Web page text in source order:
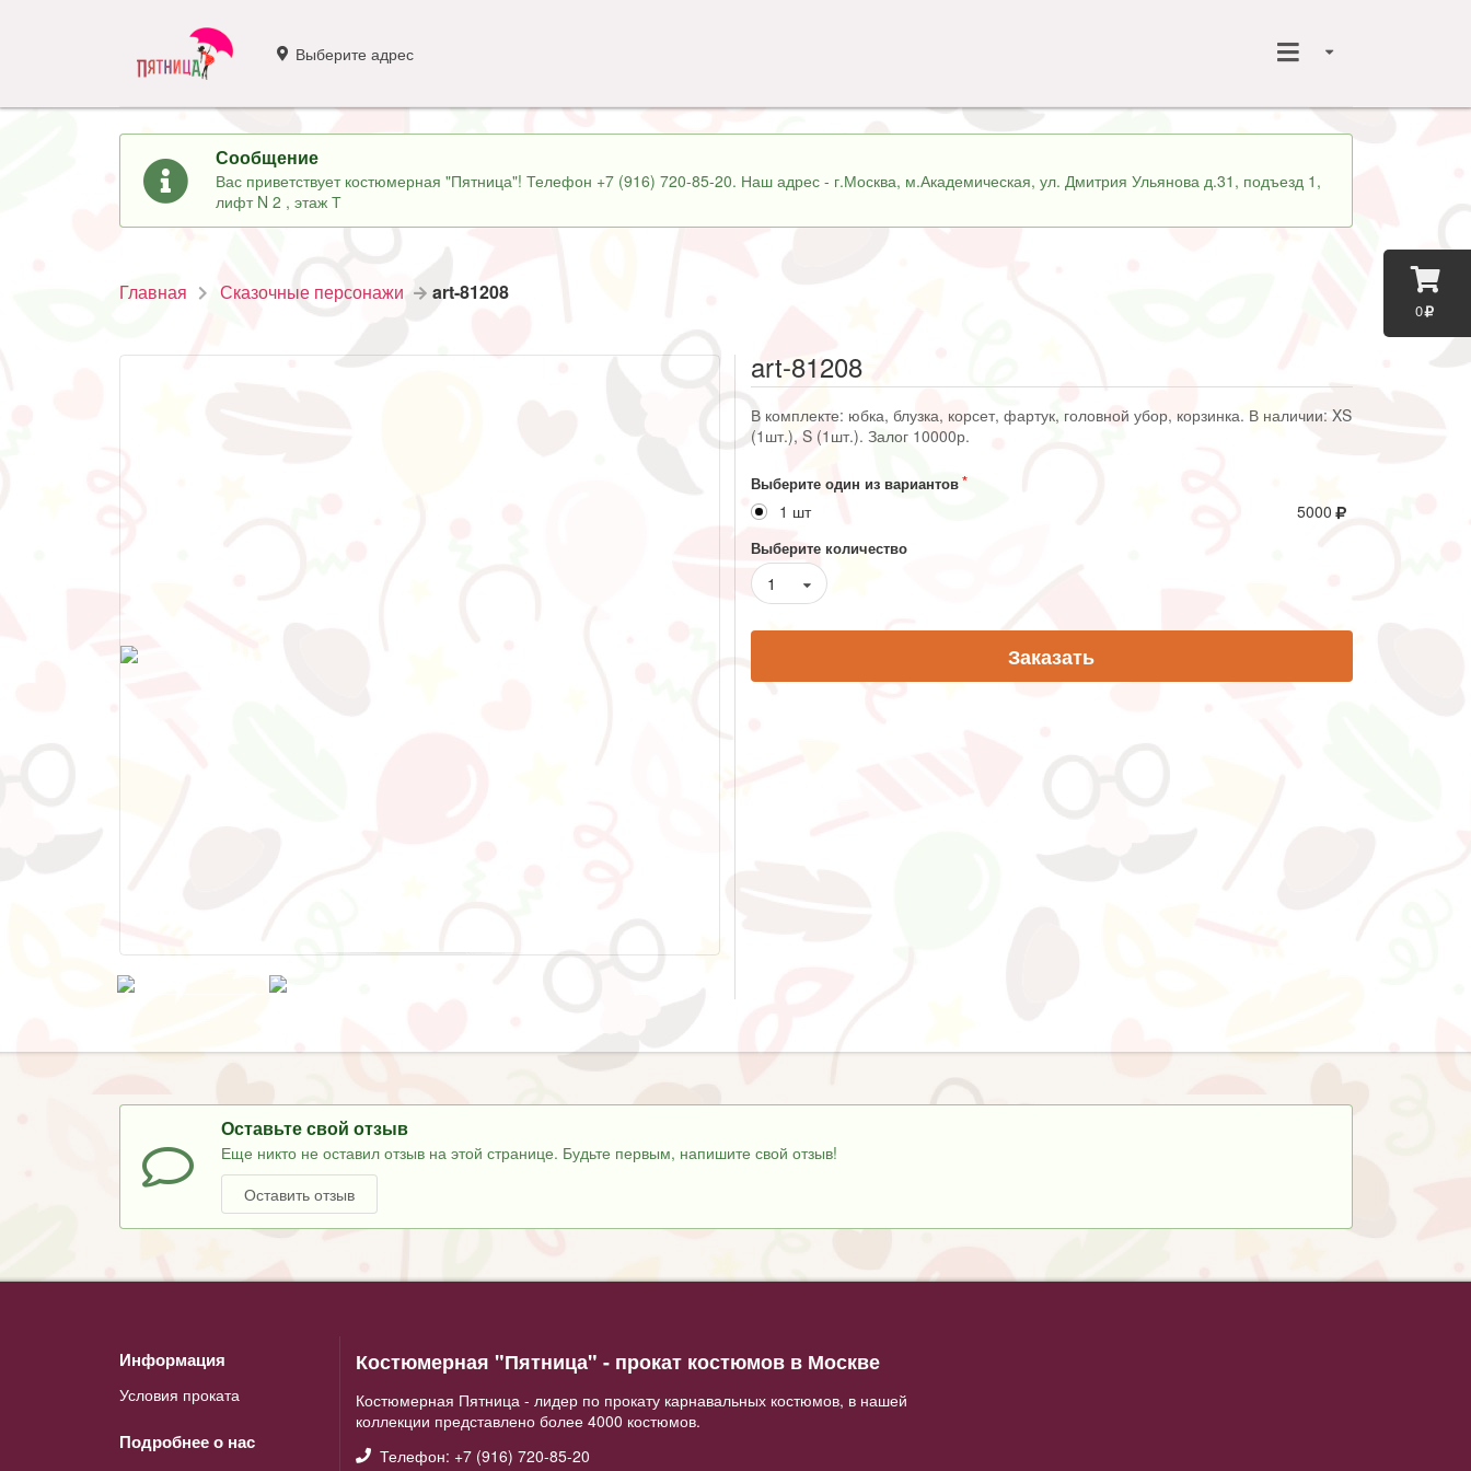
0
Выберите адрес
Сообщение
Вас приветствует костюмерная "Пятница"! Телефон +7 (916) 720-85-20. Наш адрес - г.Москва, м.Академическая, ул. Дмитрия Ульянова д.31, подъезд 1,
лифт N 2 , этаж Т
Главная Сказочные персонажи art-81208
art-81208
В комплекте: юбка, блузка, корсет, фартук, головной убор, корзинка. В наличии: XS
(1шт.), S (1шт.). Залог 10000р.
Выберите один из вариантов
1 шт 5000
Выберите количество
1
Заказать
Оставьте свой отзыв
Еще никто не оставил отзыв на этой странице. Будьте первым, напишите свой отзыв!
Оставить отзыв
Информация
Условия проката
Подробнее о нас
Костюмерная "Пятница" - прокат костюмов в Москве
Костюмерная Пятница - лидер по прокату карнавальных костюмов, в нашей
коллекции представлено более 4000 костюмов.
Телефон: +7 (916) 720-85-20